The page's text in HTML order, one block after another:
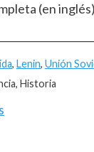
(en
, Lenin, Unión
Historia